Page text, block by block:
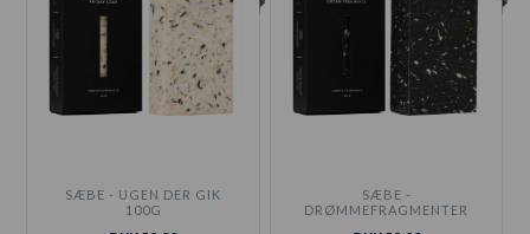
SÆBE - UGEN DER GIK
100G
SÆBE -
DRØMMEFRAGMENTER